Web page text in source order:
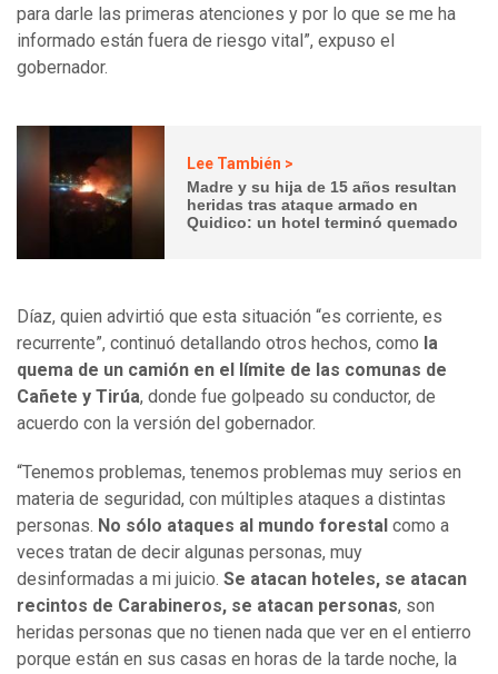
para darle las primeras atenciones y por lo que se me ha
informado están fuera de riesgo vital”, expuso el
gobernador.
Lee También >
Madre y su hija de 15 años resultan
heridas tras ataque armado en
Quidico: un hotel terminó quemado
Díaz, quien advirtió que esta situación “es corriente, es
recurrente”, continuó detallando otros hechos, como la
quema de un camión en el límite de las comunas de
Cañete y Tirúa, donde fue golpeado su conductor, de
acuerdo con la versión del gobernador.
“Tenemos problemas, tenemos problemas muy serios en
materia de seguridad, con múltiples ataques a distintas
personas. No sólo ataques al mundo forestal como a
veces tratan de decir algunas personas, muy
desinformadas a mi juicio. Se atacan hoteles, se atacan
recintos de Carabineros, se atacan personas, son
heridas personas que no tienen nada que ver en el entierro
porque están en sus casas en horas de la tarde noche, la